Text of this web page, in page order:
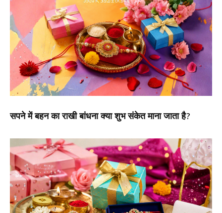
सपने में बहन का राखी बांधना क्या शुभ संकेत माना जाता है?